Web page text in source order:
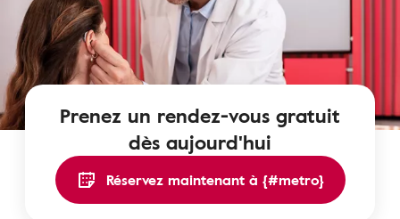
Prenez un rendez-vous gratuit
dès aujourd'hui
Réservez maintenant à {#metro}